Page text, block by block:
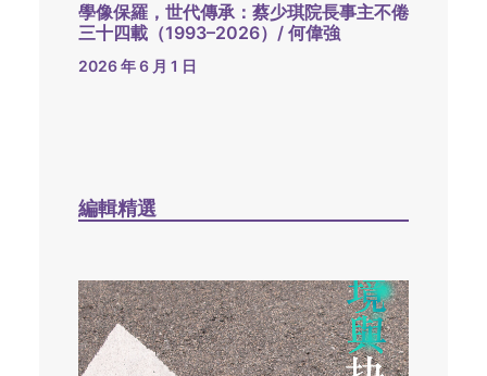
學像保羅，世代傳承：蔡少琪院長事主不倦
三十四載（1993–2026）/ 何偉強
2026 年 6 月 1 日
編輯精選